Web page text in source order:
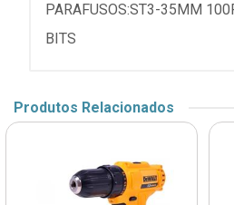
PARAFUSOS:ST3-35MM
BITS
Produtos Relacionados